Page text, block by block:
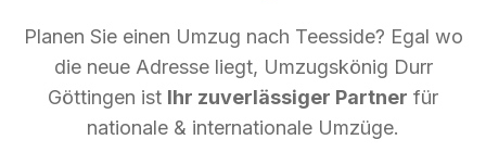
Planen Sie einen Umzug nach Teesside? Egal wo
die neue Adresse liegt, Umzugskönig Durr
Göttingen ist Ihr zuverlässiger Partner für
nationale & internationale Umzüge.